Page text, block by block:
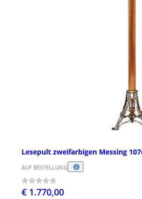
Lesepult zweifarbigen Messing
AUF BESTELLUNG
€ 1.770,00